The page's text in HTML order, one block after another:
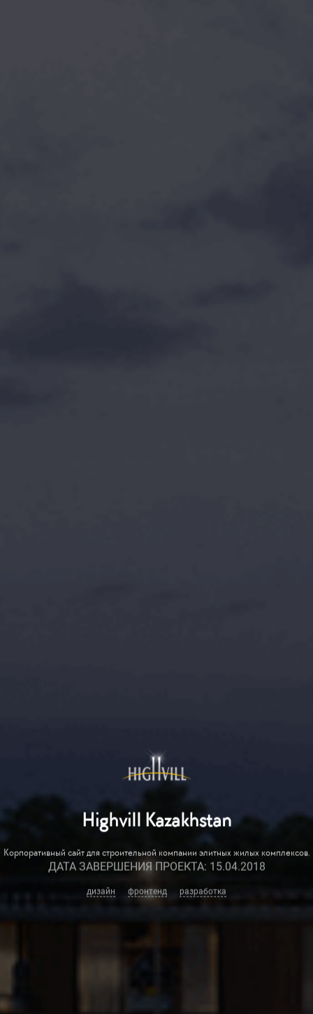
Highvill Kazakhstan
Корпоративный сайт для строительной компании элитных жилых комплексов.
ДАТА ЗАВЕРШЕНИЯ ПРОЕКТА: 15.04.2018
дизайн фронтенд разработка